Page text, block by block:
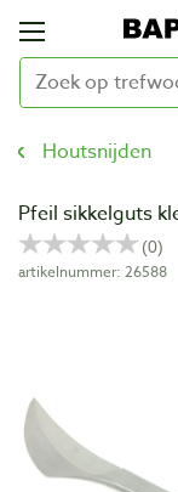
Houtsnijden
Pfeil sikkelguts
artikelnummer: 26588